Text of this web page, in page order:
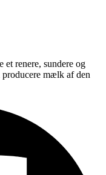
renere, sundere og
mælk af den